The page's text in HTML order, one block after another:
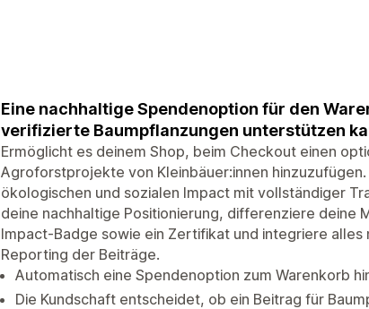
Eine nachhaltige Spendenoption für den
verifizierte Baumpflanzungen unterstützen
Ermöglicht es deinem Shop, beim Checkout einen
Agroforstprojekte von Kleinbäuer:innen
ökologischen und sozialen Impact mit vollständiger
deine nachhaltige Positionierung, differenziere deine
Impact-Badge sowie ein Zertifikat und integriere
Reporting der Beiträge.
Automatisch eine Spendenoption zum Warenkorb
Die Kundschaft entscheidet, ob ein Beitrag für